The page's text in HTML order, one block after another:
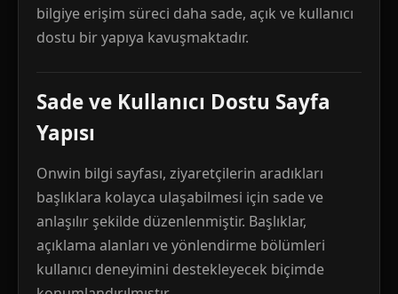
bilgiye erişim süreci daha sade, açık ve kullanıcı
dostu bir yapıya kavuşmaktadır.
Sade ve Kullanıcı Dostu Sayfa
Yapısı
Onwin bilgi sayfası, ziyaretçilerin aradıkları
başlıklara kolayca ulaşabilmesi için sade ve
anlaşılır şekilde düzenlenmiştir. Başlıklar,
açıklama alanları ve yönlendirme bölümleri
kullanıcı deneyimini destekleyecek biçimde